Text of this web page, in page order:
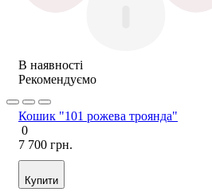
В наявності
Рекомендуємо
Кошик "101 рожева троянда"
0
7 700 грн.
Купити